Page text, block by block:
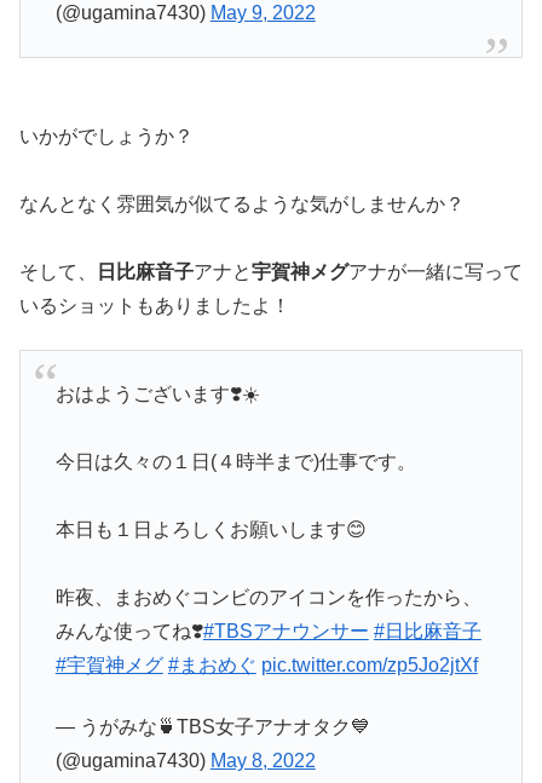
(@ugamina7430) May 9, 2022
いかがでしょうか？
なんとなく雰囲気が似てるような気がしませんか？
そして、 日比麻音子アナと宇賀神メグアナが一緒に写って
いるショットもありましたよ！
おはようございます❣️☀️
今日は久々の１日(４時半まで)仕事です。
本日も１日よろしくお願いします😊
昨夜、まおめぐコンビのアイコンを作ったから、
みんな使ってね❣️#TBSアナウンサー #日比麻音子
#宇賀神メグ #まおめぐ pic.twitter.com/zp5Jo2jtXf
— うがみな🍵TBS女子アナオタク💙
(@ugamina7430) May 8, 2022